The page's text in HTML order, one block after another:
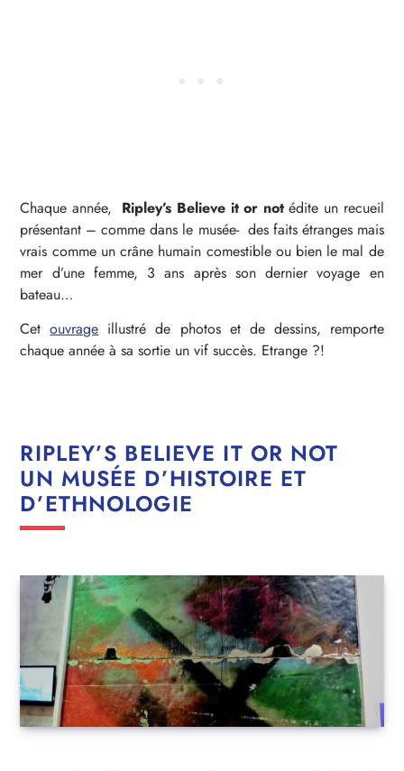
Chaque année, Ripley’s Believe it or notédite un recueil
présentant – comme dans le musée- des faits étranges mais
vrais comme un crâne humain comestible ou bien le mal de
mer d’une femme, 3 ans après son dernier voyage en
bateau…
Cetouvrage illustré de photos et de dessins, remporte
chaque année à sa sortie un vif succès. Etrange ?!
RIPLEY’S BELIEVE IT OR NOT
UN MUSÉE D’HISTOIRE ET
D’ETHNOLOGIE